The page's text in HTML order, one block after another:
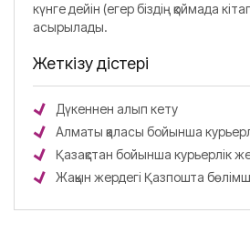
күнге дейін (егер біздің қоймада
асырылады.
Жеткізу әдістері
Дүкеннен алып кету
Алматы қаласы бойынша
Қазақстан бойынша курьерлік
Жақын жердегі Қазпошта